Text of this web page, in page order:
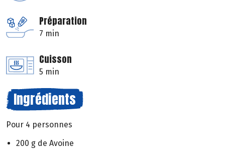
Préparation
7 min
Cuisson
5 min
Ingrédients
Pour 4 personnes
200 g de Avoine